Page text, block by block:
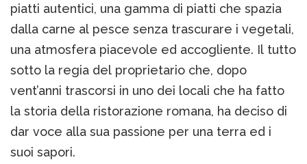
piatti autentici, una gamma di piatti che spazia
dalla carne al pesce senza trascurare i vegetali,
una atmosfera piacevole ed accogliente. Il tutto
sotto la regia del proprietario che, dopo
vent’anni trascorsi in uno dei locali che ha fatto
la storia della ristorazione romana, ha deciso di
dar voce alla sua passione per una terra ed i
suoi sapori.